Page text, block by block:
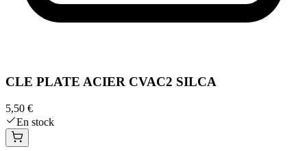
CLE PLATE ACIER CVAC2 SILCA
5,50 €
En stock